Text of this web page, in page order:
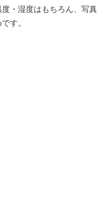
・湿度はもちろん、写真
す。